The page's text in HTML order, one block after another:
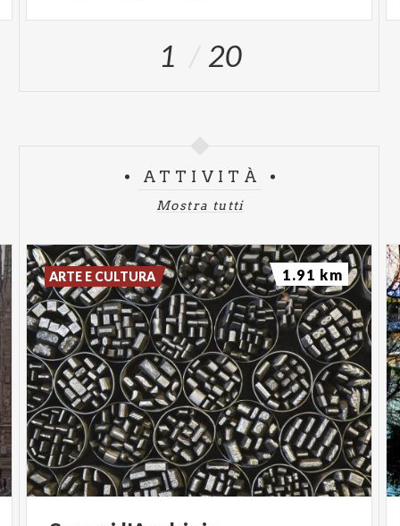
1 20
ATTIVITÀ
Mostra tutti
ARTE E CULTURA 1.91 km